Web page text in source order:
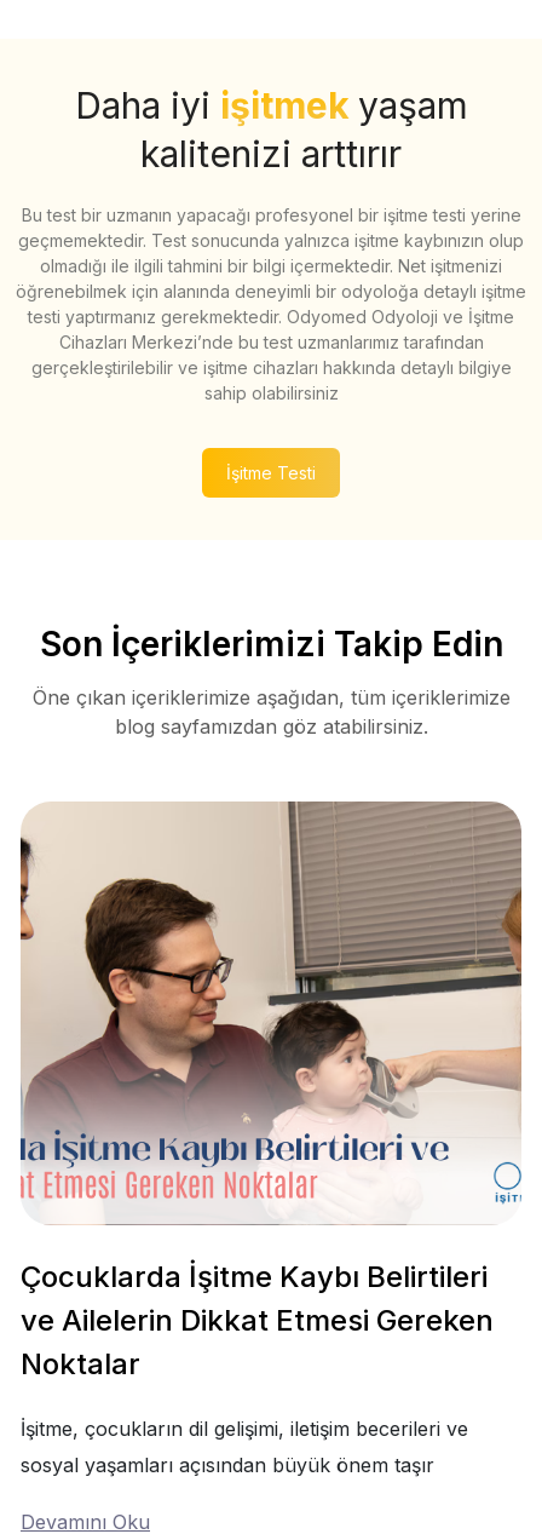
Daha iyi işitmek yaşam
kalitenizi arttırır
Bu test bir uzmanın yapacağı profesyonel bir işitme testi yerine
geçmemektedir. Test sonucunda yalnızca işitme kaybınızın olup
olmadığı ile ilgili tahmini bir bilgi içermektedir. Net işitmenizi
öğrenebilmek için alanında deneyimli bir odyoloğa detaylı işitme
testi yaptırmanız gerekmektedir. Odyomed Odyoloji ve İşitme
Cihazları Merkezi’nde bu test uzmanlarımız tarafından
gerçekleştirilebilir ve işitme cihazları hakkında detaylı bilgiye
sahip olabilirsiniz
İşitme Testi
Son İçeriklerimizi Takip Edin
Öne çıkan içeriklerimize aşağıdan, tüm içeriklerimize
blog sayfamızdan göz atabilirsiniz.
Çocuklarda İşitme Kaybı Belirtileri
ve Ailelerin Dikkat Etmesi Gereken
Noktalar
İşitme, çocukların dil gelişimi, iletişim becerileri ve
sosyal yaşamları açısından büyük önem taşır
Devamını Oku